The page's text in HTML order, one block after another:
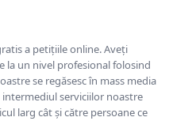
a petițiile online. Aveți
la un nivel profesional folosind
se regăsesc în mass media
serviciilor noastre
larg cât și către persoane ce